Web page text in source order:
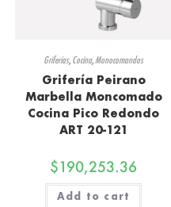
Griferías, Cocina, Monocomandos
Grifería Peirano
Marbella Moncomado
Cocina Pico Redondo
ART 20-121
$190,253.36
Add to cart